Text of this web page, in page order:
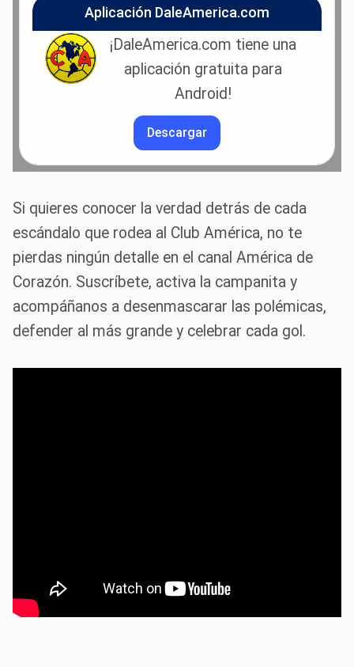
Aplicación DaleAmerica.com
¡DaleAmerica.com tiene una
aplicación gratuita para
Android!
Descargar
Si quieres conocer la verdad detrás de cada
escándalo que rodea al Club América, no te
pierdas ningún detalle en el canal América de
Corazón. Suscríbete, activa la campanita y
acompáñanos a desenmascarar las polémicas,
defender al más grande y celebrar cada gol.